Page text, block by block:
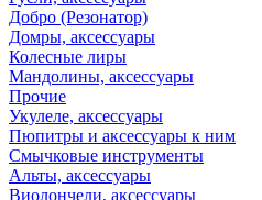
Добро (Резонатор)
Домры, аксессуары
Колесные лиры
Мандолины, аксессуары
Прочие
Укулеле, аксессуары
Пюпитры и аксессуары к ним
Смычковые инструменты
Альты, аксессуары
Виолончели, аксессуары